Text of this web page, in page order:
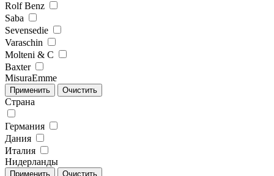
Rolf Benz
Saba
Sevensedie
Varaschin
Molteni & C
Baxter
MisuraEmme
Страна
Германия
Дания
Италия
Нидерланды